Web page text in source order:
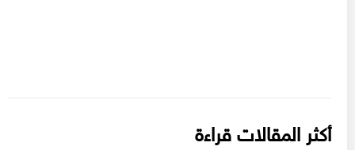
أكثر المقالات قراءة